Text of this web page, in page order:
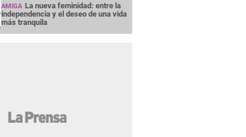
AMIGA La nueva feminidad: entre la
independencia y el deseo de una vida
más tranquila